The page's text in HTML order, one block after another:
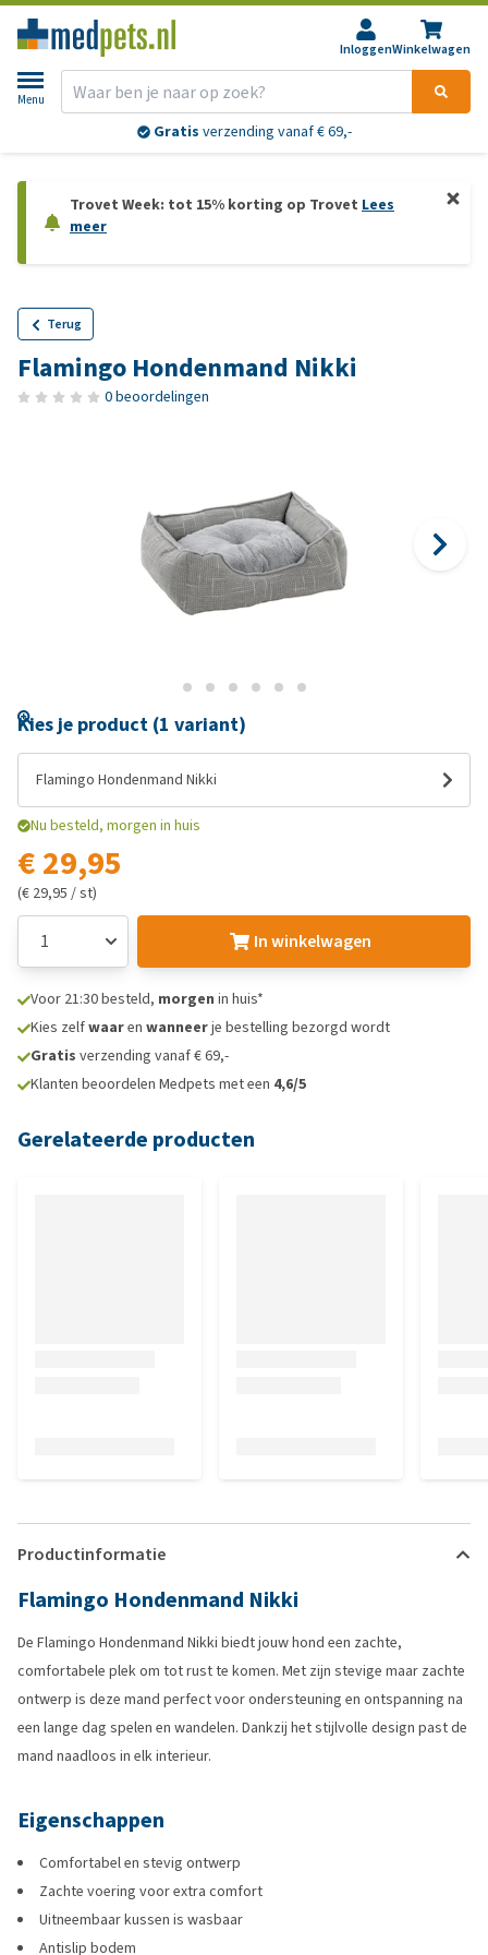
InloggenWinkelwagen
Menu
Gratis verzending vanaf € 69,-
Trovet Week: tot 15% korting op Trovet Lees
meer
Terug
Flamingo Hondenmand Nikki
0 beoordelingen
Kies je product (1 variant)
Flamingo Hondenmand Nikki
Nu besteld, morgen in huis
€ 29,95
(€ 29,95 / st)
In winkelwagen
Voor 21:30 besteld, morgen in huis*
Kies zelfwaaren wanneerje bestelling bezorgd wordt
Gratis verzending vanaf € 69,-
Klanten beoordelen Medpets met een 4,6/5
Gerelateerde producten
Productinformatie
Flamingo Hondenmand Nikki
De Flamingo Hondenmand Nikki biedt jouw hond een zachte,
comfortabele plek om tot rust te komen. Met zijn stevige maar zachte
ontwerp is deze mand perfect voor ondersteuning en ontspanning na
een lange dag spelen en wandelen. Dankzij het stijlvolle design past de
mand naadloos in elk interieur.
Eigenschappen
Comfortabel en stevig ontwerp
Zachte voering voor extra comfort
Uitneembaar kussen is wasbaar
Antislip bodem